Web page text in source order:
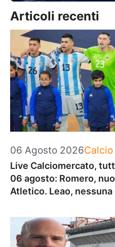
Articoli recenti
06 Agosto 2026Calcio
Live Calciomercato,
06 agosto: Romero,
Atletico. Leao,